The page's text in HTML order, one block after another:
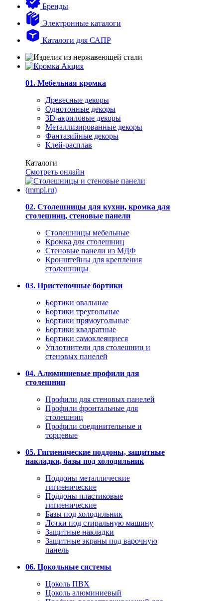
Бренды
Электронные каталоги
Каталоги для САПР
01. Мебельная кромка
Древесные декоры
Однотонные декоры
3D-акриловые декоры
Металлизированные декоры
Фантазийные декоры
Клей-расплав
Каталоги
Смотреть онлайн
02. Столешницы для кухни, кромка для
столешниц, стеновые панели
Столешницы мебельные
Кромка для столешниц
Стеновые панели из МДФ
Кронштейны для крепления
столешницы
03. Пристеночные бортики
Бортики овальные
Бортики треугольные
Бортики прямоугольные
Бортики квадратные
Бортики самоклеящиеся
Уплотнители для столешниц и
стеновых панелей
04. Алюминиевые профили для
столешниц
Профили для стеновых панелей
Профили фронтальные для
столешниц
Профили соединительные и
торцевые
05. Гигиенические поддоны, защитные
накладки, базы под холодильник
Поддоны металлические
гигиенические
Поддоны пластиковые
гигиенические
Базы под холодильник
Лотки под стиральную машину
Защитные накладки
Защитные экраны под варочную
панель
06. Цокольные системы
Цоколь ПВХ
Цоколь алюминиевый